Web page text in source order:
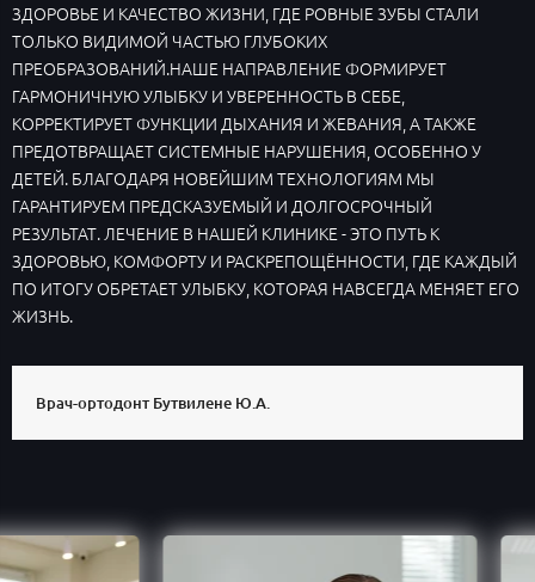
ЗДОРОВЬЕ И КАЧЕСТВО ЖИЗНИ, ГДЕ РОВНЫЕ ЗУБЫ СТАЛИ
ТОЛЬКО ВИДИМОЙ ЧАСТЬЮ ГЛУБОКИХ
ПРЕОБРАЗОВАНИЙ.НАШЕ НАПРАВЛЕНИЕ ФОРМИРУЕТ
ГАРМОНИЧНУЮ УЛЫБКУ И УВЕРЕННОСТЬ В СЕБЕ,
КОРРЕКТИРУЕТ ФУНКЦИИ ДЫХАНИЯ И ЖЕВАНИЯ, А ТАКЖЕ
ПРЕДОТВРАЩАЕТ СИСТЕМНЫЕ НАРУШЕНИЯ, ОСОБЕННО У
ДЕТЕЙ. БЛАГОДАРЯ НОВЕЙШИМ ТЕХНОЛОГИЯМ МЫ
ГАРАНТИРУЕМ ПРЕДСКАЗУЕМЫЙ И ДОЛГОСРОЧНЫЙ
РЕЗУЛЬТАТ. ЛЕЧЕНИЕ В НАШЕЙ КЛИНИКЕ - ЭТО ПУТЬ К
ЗДОРОВЬЮ, КОМФОРТУ И РАСКРЕПОЩЁННОСТИ, ГДЕ КАЖДЫЙ
ПО ИТОГУ ОБРЕТАЕТ УЛЫБКУ, КОТОРАЯ НАВСЕГДА МЕНЯЕТ ЕГО
ЖИЗНЬ.
Врач-ортодонт Бутвилене Ю.А.